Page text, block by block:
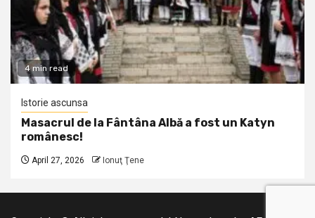
4 min read
Istorie ascunsa
Masacrul de la Fântâna Albă a fost un Katyn
românesc!
April 27, 2026 Ionuţ Ţene